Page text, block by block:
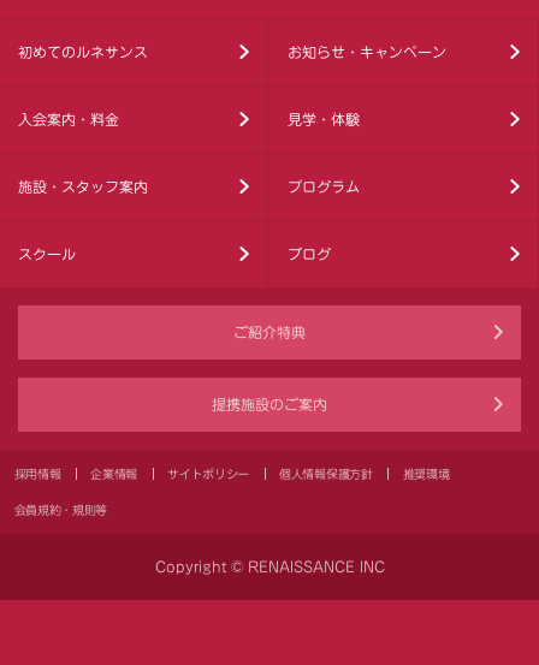
初めてのルネサンス お知らせ・キャンペーン
入会案内・料金 見学・体験
施設・スタッフ案内 プログラム
スクール ブログ
ご紹介特典
提携施設のご案内
採用情報 企業情報 サイトポリシー 個人情報保護方針 推奨環境
会員規約・規則等
Copyright © RENAISSANCE INC